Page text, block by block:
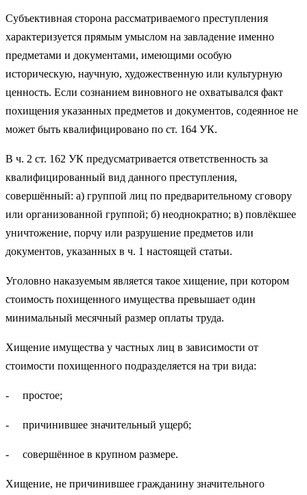
Субъективная сторона рассматриваемого преступления
характеризуется прямым умыслом на завладение именно
предметами и документами, имеющими особую
историческую, научную, художественную или культурную
ценность. Если сознанием виновного не охватывался факт
похищения указанных предметов и документов, содеянное не
может быть квалифицировано по ст. 164 УК.
В ч. 2 ст. 162 УК предусматривается ответственность за
квалифицированный вид данного преступления,
совершённый: а) группой лиц по предварительному сговору
или организованной группой; б) неоднократно; в) повлёкшее
уничтожение, порчу или разрушение предметов или
документов, указанных в ч. 1 настоящей статьи.
Уголовно наказуемым является такое хищение, при котором
стоимость похищенного имущества превышает один
минимальный месячный размер оплаты труда.
Хищение имущества у частных лиц в зависимости от
стоимости похищенного подразделяется на три вида:
- простое;
- причинившее значительный ущерб;
- совершённое в крупном размере.
Хищение, не причинившее гражданину значительного